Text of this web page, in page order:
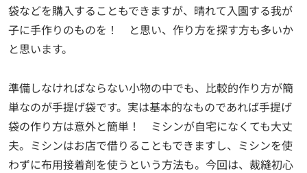
袋などを購入することもできますが、晴れて入園する我が
子に手作りのものを！ と思い、作り方を探す方も多いか
と思います。
準備しなければならない小物の中でも、比較的作り方が簡
単なのが手提げ袋です。実は基本的なものであれば手提げ
袋の作り方は意外と簡単！ ミシンが自宅になくても大丈
夫。ミシンはお店で借りることもできますし、ミシンを使
わずに布用接着剤を使うという方法も。今回は、裁縫初心